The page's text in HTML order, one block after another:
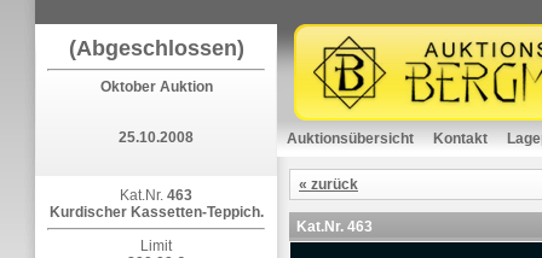
(Abgeschlossen)
Oktober Auktion
25.10.2008
Kat.Nr. 463
Kurdischer Kassetten-Teppich.
Limit
Auktionsübersicht Kontakt
« zurück
Kat.Nr. 463